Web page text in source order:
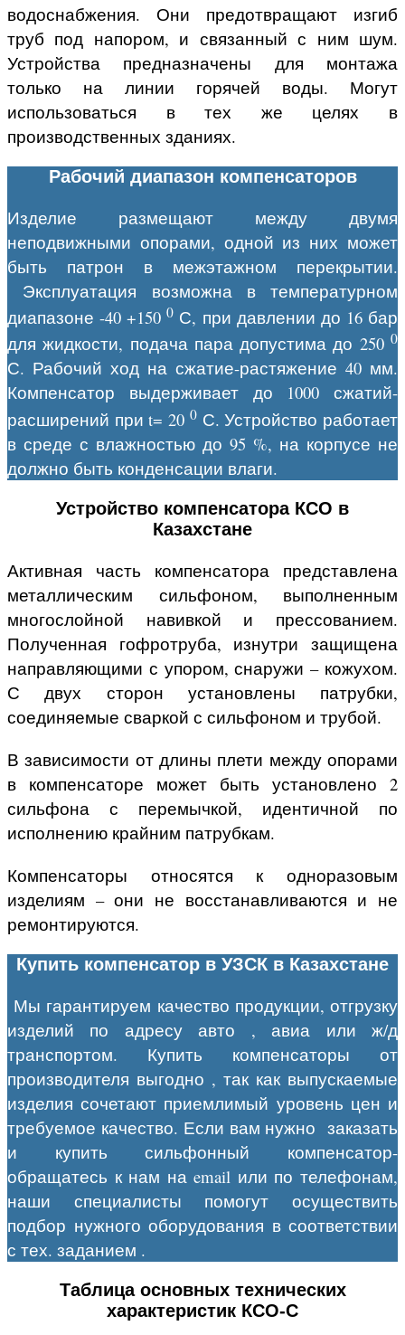
водоснабжения. Они предотвращают изгиб
труб под напором, и связанный с ним шум.
Устройства предназначены для монтажа
только на линии горячей воды. Могут
использоваться в тех же целях в
производственных зданиях.
Рабочий диапазон компенсаторов
Изделие размещают между двумя
неподвижными опорами, одной из них может
быть патрон в межэтажном перекрытии.
Эксплуатация возможна в температурном
диапазоне -40 +1500 С, при давлении до 16 бар
для жидкости, подача пара допустима до 250 0
С. Рабочий ход на сжатие-растяжение 40 мм.
Компенсатор выдерживает до 1000 сжатий-
расширений при t= 20 0С. Устройство работает
в среде с влажностью до 95 %, на корпусе не
должно быть конденсации влаги.
Устройство компенсатора КСО в
Казахстане
Активная часть компенсатора представлена
металлическим сильфоном, выполненным
многослойной навивкой и прессованием.
Полученная гофротруба, изнутри защищена
направляющими с упором, снаружи – кожухом.
С двух сторон установлены патрубки,
соединяемые сваркой с сильфоном и трубой.
В зависимости от длины плети между опорами
в компенсаторе может быть установлено 2
сильфона с перемычкой, идентичной по
исполнению крайним патрубкам.
Компенсаторы относятся к одноразовым
изделиям – они не восстанавливаются и не
ремонтируются.
Купить компенсатор в УЗСК в Казахстане
Мы гарантируем качество продукции, отгрузку
изделий по адресу авто , авиа или ж/д
транспортом. Купить компенсаторы от
производителя выгодно , так как выпускаемые
изделия сочетают приемлимый уровень цен и
требуемое качество. Если вам нужно заказать
и купить сильфонный компенсатор-
обращатесь к нам на email или по телефонам,
наши специалисты помогут осуществить
подбор нужного оборудования в соответствии
с тех. заданием .
Таблица основных технических
характеристик КСО-С